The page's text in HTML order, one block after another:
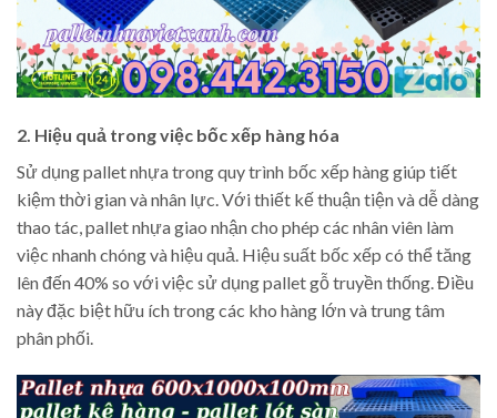
2. Hiệu quả trong việc bốc xếp hàng hóa
Sử dụng pallet nhựa trong quy trình bốc xếp hàng giúp tiết
kiệm thời gian và nhân lực. Với thiết kế thuận tiện và dễ dàng
thao tác, pallet nhựa giao nhận cho phép các nhân viên làm
việc nhanh chóng và hiệu quả. Hiệu suất bốc xếp có thể tăng
lên đến 40% so với việc sử dụng pallet gỗ truyền thống. Điều
này đặc biệt hữu ích trong các kho hàng lớn và trung tâm
phân phối.